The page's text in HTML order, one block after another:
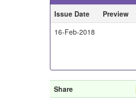
Issue Date
Preview
16-Feb-2018
Share